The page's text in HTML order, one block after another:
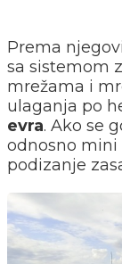
Prema
sa sistemom
mrežama i
ulaganja po
evra. Ako se
odnosno mini
podizanje